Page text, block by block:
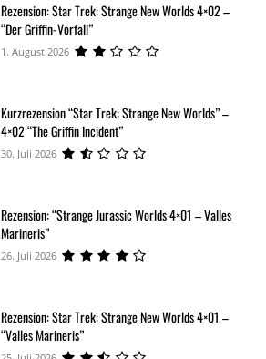
Rezension: Star Trek: Strange New Worlds 4×02 –
“Der Griffin-Vorfall”
1. August 2026
Kurzrezension “Star Trek: Strange New Worlds” –
4×02 “The Griffin Incident”
30. Juli 2026
Rezension: “Strange Jurassic Worlds 4×01 – Valles
Marineris”
26. Juli 2026
Rezension: Star Trek: Strange New Worlds 4×01 –
“Valles Marineris”